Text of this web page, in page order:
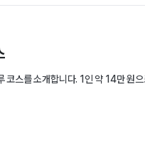
코스를 소개합니다. 1인 약 14만 원으